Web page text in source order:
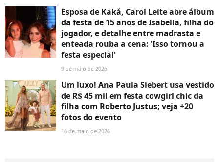
Esposa de Kaká, Carol Leite abre álbum
da festa de 15 anos de Isabella, filha do
jogador, e detalhe entre madrasta e
enteada rouba a cena: 'Isso tornou a
festa especial'
9 de maio de 2026
Um luxo! Ana Paula Siebert usa vestido
de R$ 45 mil em festa cowgirl chic da
filha com Roberto Justus; veja +20
fotos do evento
16 de maio de 2026